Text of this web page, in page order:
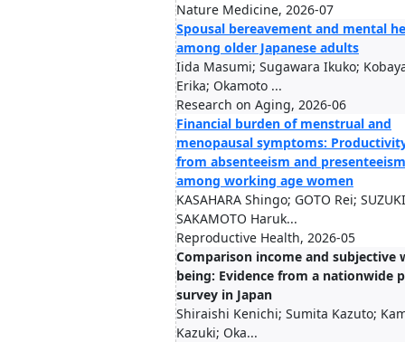
Nature Medicine, 2026-07
Spousal bereavement and mental
among older Japanese adults
Iida Masumi; Sugawara Ikuko;
Erika; Okamoto ...
Research on Aging, 2026-06
Financial burden of menstrual and
menopausal symptoms:
from absenteeism and presenteeism
among working age women
KASAHARA Shingo; GOTO Rei;
SAKAMOTO Haruk...
Reproductive Health, 2026-05
Comparison income and subjective
being: Evidence from a nationwide
survey in Japan
Shiraishi Kenichi; Sumita Kazuto;
Kazuki; Oka...